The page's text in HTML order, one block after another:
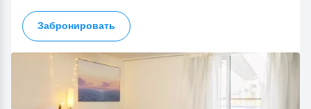
Забронировать